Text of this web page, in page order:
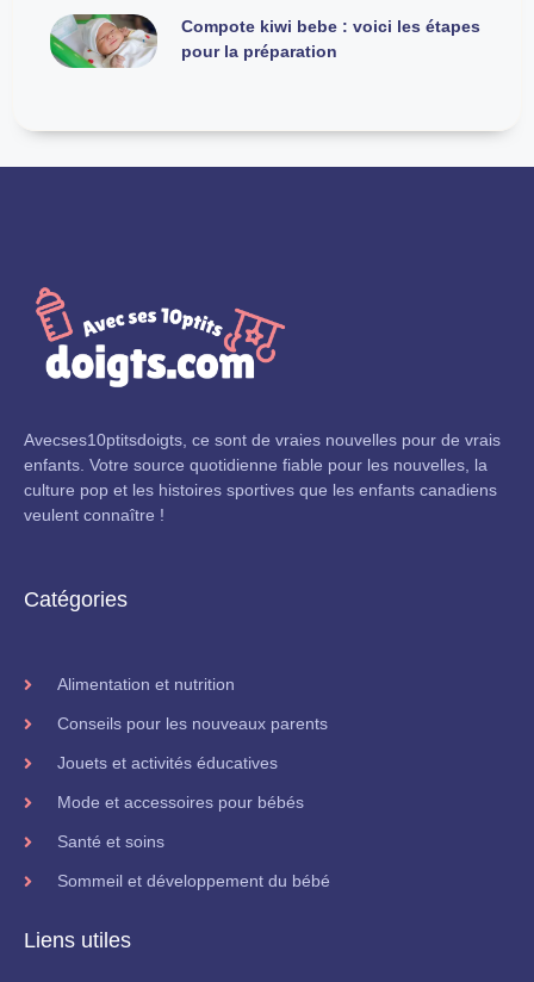
Compote kiwi bebe : voici les étapes
pour la préparation
Avecses10ptitsdoigts, ce sont de vraies nouvelles pour de vrais
enfants. Votre source quotidienne fiable pour les nouvelles, la
culture pop et les histoires sportives que les enfants canadiens
veulent connaître !
Catégories
Alimentation et nutrition
Conseils pour les nouveaux parents
Jouets et activités éducatives
Mode et accessoires pour bébés
Santé et soins
Sommeil et développement du bébé
Liens utiles